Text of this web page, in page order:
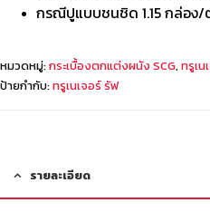
กรณีปูแบบชนชิด 1.15 กล่อง/
หมวดหมู่:กระเบื้องตกแต่งผนัง SCG, ทรูเน
ป้ายกำกับ:ทรูเนเจอร์ รัฟ
รายละเอียด